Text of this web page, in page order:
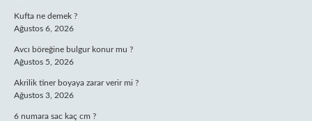
Kufta ne demek ?
Ağustos 6, 2026
Avcı böreğine bulgur konur mu ?
Ağustos 5, 2026
Akrilik tiner boyaya zarar verir mi ?
Ağustos 3, 2026
6 numara sac kaç cm ?